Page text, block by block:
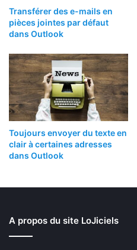
Transférer des e-mails en
pièces jointes par défaut
dans Outlook
Toujours envoyer du texte en
clair à certaines adresses
dans Outlook
A propos du site LoJiciels